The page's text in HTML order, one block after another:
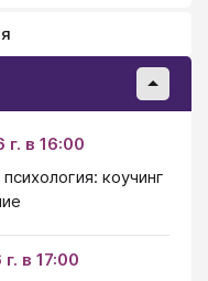
г. в 16:00
коучинг
в 17:00